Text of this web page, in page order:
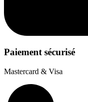
Paiement sécurisé
Mastercard & Visa